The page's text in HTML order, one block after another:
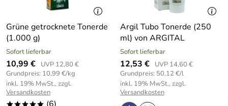
Grüne getrocknete Tonerde
(1.000 g)
Sofort lieferbar
10,99 €
UVP 12,80 €
Grundpreis: 10,99 €/kg
inkl. 19% MwSt., zzgl.
Versandkosten
*****
Argil Tubo Tonerde (250
ml) von ARGITAL
Sofort lieferbar
12,53 €
UVP 14,60 €
Grundpreis: 50,12 €/l
inkl. 19% MwSt., zzgl.
Versandkosten